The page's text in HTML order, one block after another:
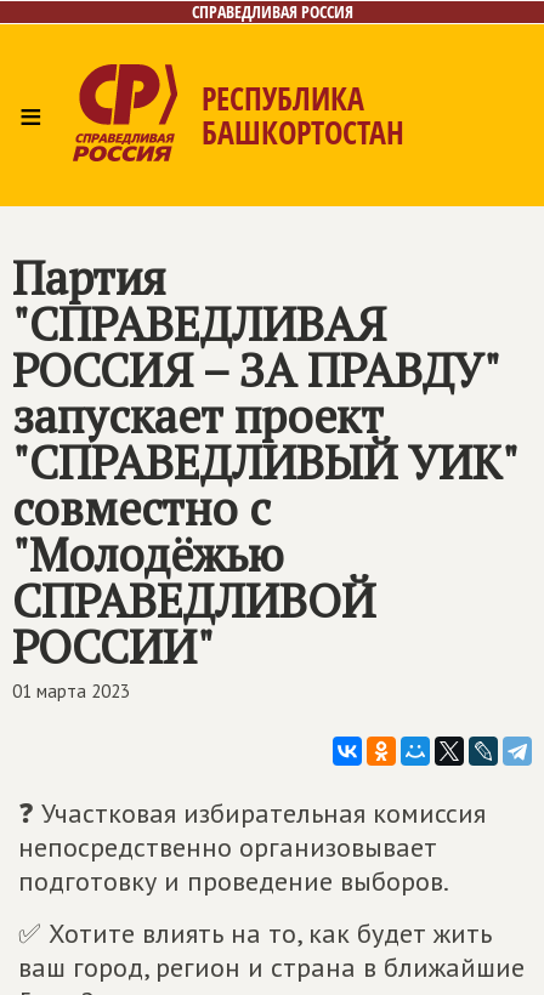
СПРАВЕДЛИВАЯ РОССИЯ
≡ РЕСПУБЛИКА
БАШКОРТОСТАН
Партия
"СПРАВЕДЛИВАЯ
РОССИЯ – ЗА ПРАВДУ"
запускает проект
"СПРАВЕДЛИВЫЙ УИК"
совместно с
"Молодёжью
СПРАВЕДЛИВОЙ
РОССИИ"
01 марта 2023
❓ Участковая избирательная комиссия
непосредственно организовывает
подготовку и проведение выборов.
✅ Хотите влиять на то, как будет жить
ваш город, регион и страна в ближайшие